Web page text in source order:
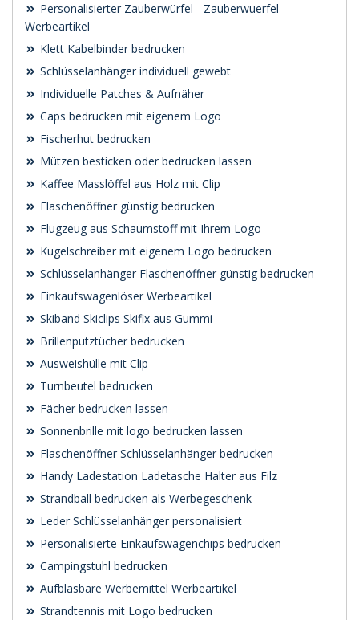
Personalisierter Zauberwürfel - Zauberwuerfel
Werbeartikel
Klett Kabelbinder bedrucken
Schlüsselanhänger individuell gewebt
Individuelle Patches & Aufnäher
Caps bedrucken mit eigenem Logo
Fischerhut bedrucken
Mützen besticken oder bedrucken lassen
Kaffee Masslöffel aus Holz mit Clip
Flaschenöffner günstig bedrucken
Flugzeug aus Schaumstoff mit Ihrem Logo
Kugelschreiber mit eigenem Logo bedrucken
Schlüsselanhänger Flaschenöffner günstig bedrucken
Einkaufswagenlöser Werbeartikel
Skiband Skiclips Skifix aus Gummi
Brillenputztücher bedrucken
Ausweishülle mit Clip
Turnbeutel bedrucken
Fächer bedrucken lassen
Sonnenbrille mit logo bedrucken lassen
Flaschenöffner Schlüsselanhänger bedrucken
Handy Ladestation Ladetasche Halter aus Filz
Strandball bedrucken als Werbegeschenk
Leder Schlüsselanhänger personalisiert
Personalisierte Einkaufswagenchips bedrucken
Campingstuhl bedrucken
Aufblasbare Werbemittel Werbeartikel
Strandtennis mit Logo bedrucken